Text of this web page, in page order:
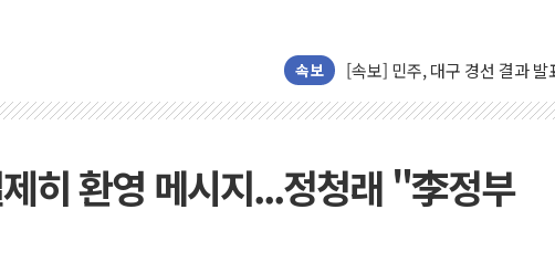
속보
[속보] 민주, 강원 경선 결과
정재헌 CEO, SKT 장기고객
하나금융, 명동 소상공인에 '행
히 환영 메시지...정청래 "李정부